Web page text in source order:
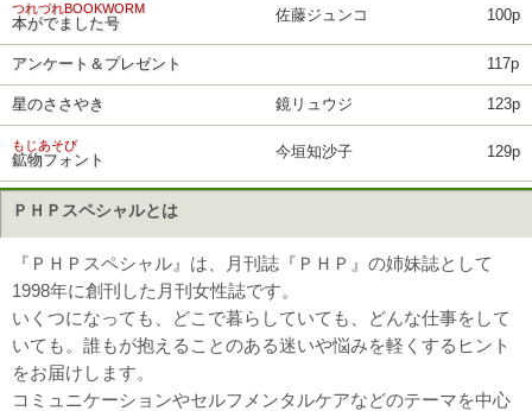
つれづれBOOKWORM
本がでました号 佐藤ジュンコ 100p
アンケート＆プレゼント 117p
星のささやき 鏡リュウジ 123p
もじあそび
鉱物フォント 今垣知沙子 129p
ＰＨＰスペシャルとは
『ＰＨＰスペシャル』は、月刊誌『ＰＨＰ』の姉妹誌として
1998年に創刊した月刊女性誌です。
いくつになっても、どこで暮らしていても、どんな仕事をして
いても。誰もが抱えることのある迷いや悩みを軽くするヒント
をお届けします。
コミュニケーションやセルフメンタルケアなどのテーマを中心